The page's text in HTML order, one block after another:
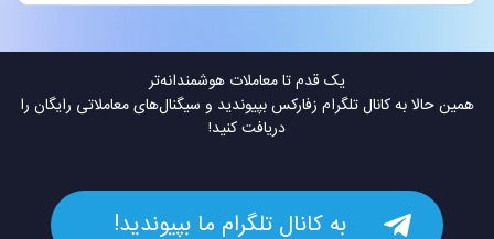
یک قدم تا معاملات هوشمندانه‌تر
همین حالا به کانال تلگرام زفارکس بپیوندید و سیگنال‌های معاملاتی رایگان را
دریافت کنید!
به کانال تلگرام ما بپیوندید!